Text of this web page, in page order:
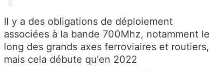
Il y a des obligations de déploiement
associées à la bande 700Mhz, notamment le
long des grands axes ferroviaires et routiers,
mais cela débute qu'en 2022